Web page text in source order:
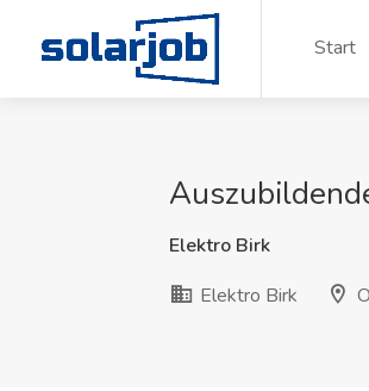
Zum Inhalt springen
Start
Elektro Birk
Elektro Birk